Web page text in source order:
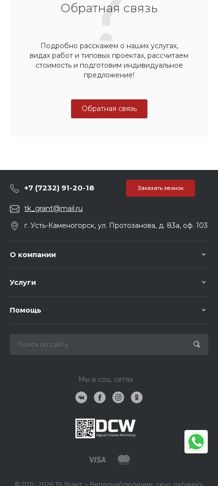
Обратная связь
Подробно расскажем о наших услугах,
видах работ и типовых проектах, рассчитаем
стоимость и подготовим индивидуальное
предложение!
Обратная связь
+7 (7232) 91-20-18 Заказать звонок
tk_grant@mail.ru
г. Усть-Каменогорск, ул. Протозанова, д. 83а, оф. 103
О компании
Услуги
Помощь
Мы в соц. сетях
© 2011 - 2026 ТК Грант: – Видеонаблюдение, скуд, охранно-